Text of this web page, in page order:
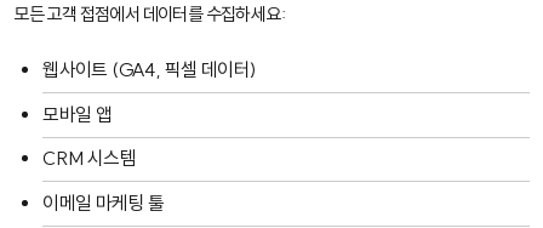
모든 고객 접점에서 데이터를 수집하세요:
웹사이트 (GA4, 픽셀 데이터)
모바일 앱
CRM 시스템
이메일 마케팅 툴